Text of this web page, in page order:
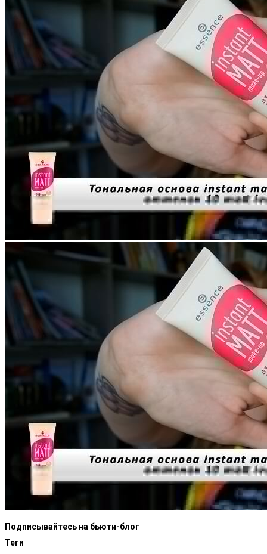
Подписывайтесь на бьюти-блог
Теги